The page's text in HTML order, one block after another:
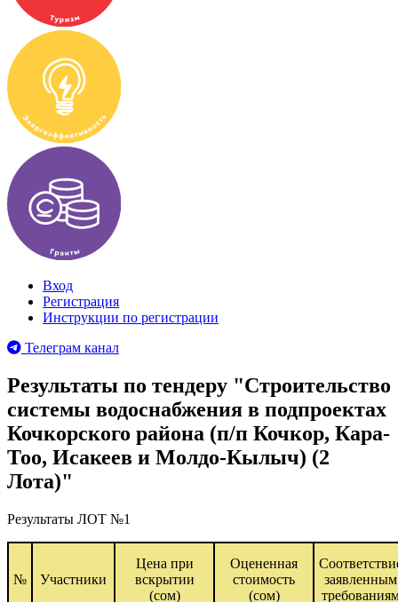
Вход
Регистрация
Инструкции по регистрации
Телеграм канал
Результаты по тендеру "Строительство
системы водоснабжения в подпроектах
Кочкорского района (п/п Кочкор, Кара-
Тоо, Исакеев и Молдо-Кылыч) (2
Лота)"
Результаты ЛОТ №1
№ Участники
Цена при
вскрытии
(сом)
Оцененная
стоимость
(сом)
заявленным